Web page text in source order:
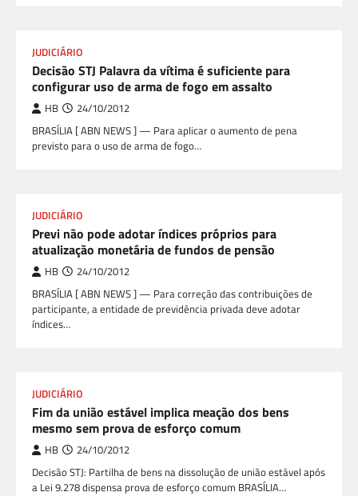
JUDICIÁRIO
Decisão STJ Palavra da vítima é suficiente para
configurar uso de arma de fogo em assalto
HB 24/10/2012
BRASÍLIA [ ABN NEWS ] — Para aplicar o aumento de pena
previsto para o uso de arma de fogo…
JUDICIÁRIO
Previ não pode adotar índices próprios para
atualização monetária de fundos de pensão
HB 24/10/2012
BRASÍLIA [ ABN NEWS ] — Para correção das contribuições de
participante, a entidade de previdência privada deve adotar
índices…
JUDICIÁRIO
Fim da união estável implica meação dos bens
mesmo sem prova de esforço comum
HB 24/10/2012
Decisão STJ: Partilha de bens na dissolução de união estável após
a Lei 9.278 dispensa prova de esforço comum BRASÍLIA…